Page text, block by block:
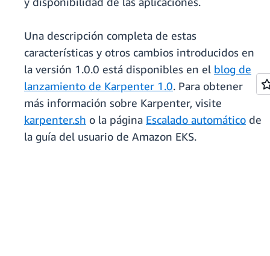
Una descripción completa de estas
características y otros cambios introducidos en
la versión 1.0.0 está disponibles en el blog de
lanzamiento de Karpenter 1.0. Para obtener
más información sobre Karpenter, visite
karpenter.sh o la página Escalado automático de
la guía del usuario de Amazon EKS.